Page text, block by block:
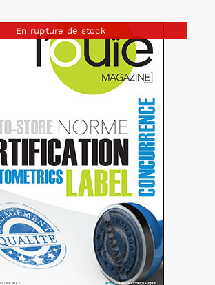
En rupture de stock